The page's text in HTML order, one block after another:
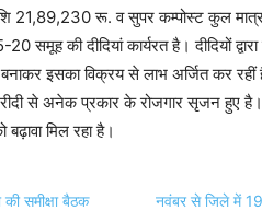
21,89,230 रू. व सुपर कम्पोस्ट कुल
समूह की दीदियां कार्यरत है। दीदियों
बनाकर इसका विक्रय से लाभ अर्जित कर
से अनेक प्रकार के रोजगार सृजन हुए
मिल रहा है।
की समीक्षा बैठक
नवंबर से जिले में